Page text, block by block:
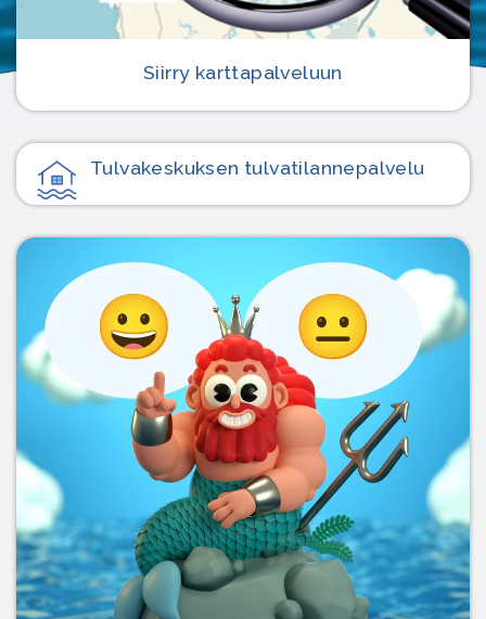
Siirry karttapalveluun
Tulvakeskuksen tulvatilanne­palvelu